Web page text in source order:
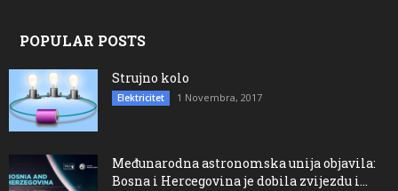
POPULAR POSTS
Strujno kolo
Elektricitet 1 Novembra, 2017
Međunarodna astronomska unija objavila:
Bosna i Hercegovina je dobila zvijezdu i...